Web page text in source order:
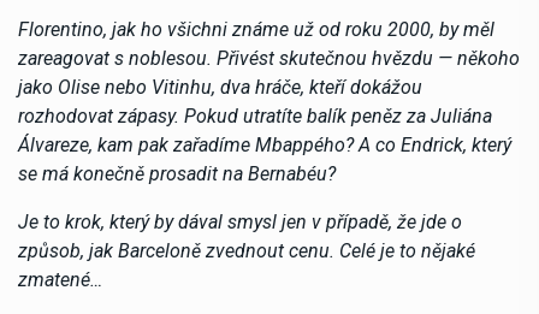
Florentino, jak ho všichni známe už od roku 2000, by měl
zareagovat s noblesou. Přivést skutečnou hvězdu — někoho
jako Olise nebo Vitinhu, dva hráče, kteří dokážou
rozhodovat zápasy. Pokud utratíte balík peněz za Juliána
Álvareze, kam pak zařadíme Mbappého? A co Endrick, který
se má konečně prosadit na Bernabéu?
Je to krok, který by dával smysl jen v případě, že jde o
způsob, jak Barceloně zvednout cenu. Celé je to nějaké
zmatené…